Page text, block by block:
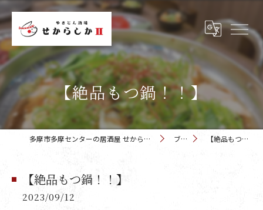
【絶品もつ鍋！！】
多摩市多摩センターの居酒屋 せからしか 多摩センター店 ブログ 【絶品もつ鍋！！】
【絶品もつ鍋！！】
2023/09/12